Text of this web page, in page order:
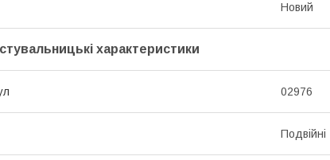
Новий
характеристики
02976
Подвійні